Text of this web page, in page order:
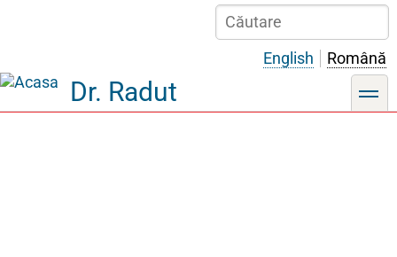
principal
Căutare
English Română
Dr. Radut toggle